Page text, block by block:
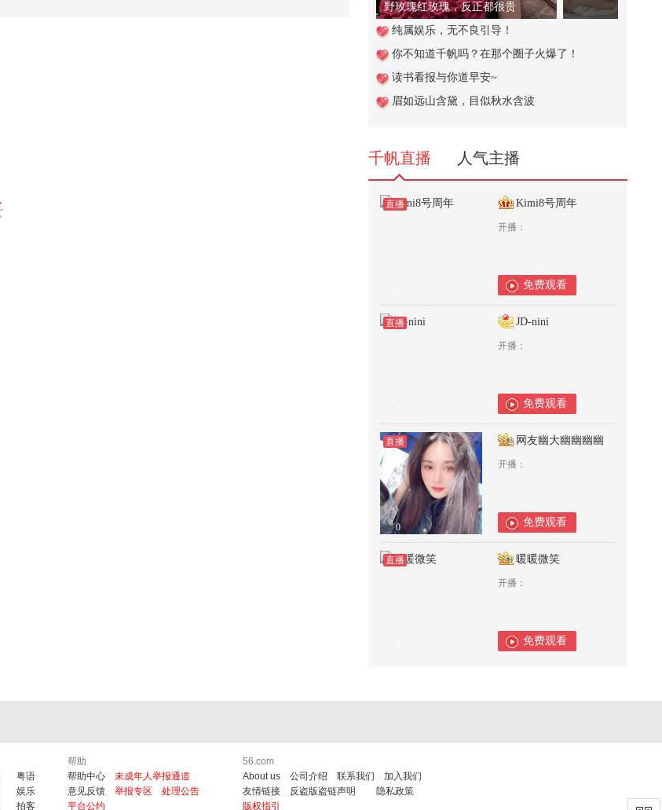
104. 你敢信，在重庆豆腐脑竟然吃
1,285
重庆彭水山体崩塌新闻发布会直播
回放
野玫瑰红玫瑰，反正都很贵
纯属娱乐，无不良引导！
你不知道千帆吗？在那个圈子火爆了！
读书看报与你道早安~
眉如远山含黛，目似秋水含波
千帆直播 人气主播
直播 Kimi8号周年
开播：
免费观看
直播 JD-nini
开播：
免费观看
直播
0
网友幽大幽幽幽幽
开播：
免费观看
直播 暖暖微笑
开播：
免费观看
粤语
娱乐
拍客
帮助
帮助中心
未成年人举报通道
意见反馈
举报专区
处理公告
平台公约
56.com
About us
公司介绍 联系我们
加入我们
友情链接
反盗版盗链声明
隐私政策
版权指引